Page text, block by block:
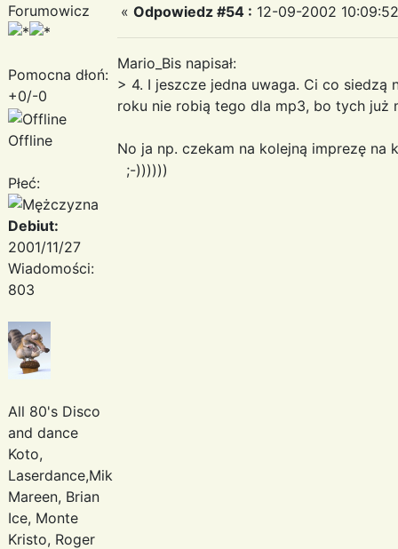
Forumowicz
Pomocna dłoń:
+0/-0
Offline
Płeć:
Debiut:
2001/11/27
Wiadomości:
803
All 80's Disco
and dance
Koto,
Laserdance,Mike
Mareen, Brian
Ice, Monte
Kristo, Roger
« Odpowiedz #54 : 12-09-2002
Mario_Bis napisał:
> 4. I jeszcze jedna uwaga. Ci co siedzą
roku nie robią tego dla mp3, bo tych już
No ja np. czekam na kolejną imprezę na
;-))))))